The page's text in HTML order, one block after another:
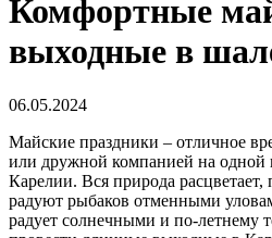
Комфортные
выходные в
06.05.2024
Майские праздники – отличное
или дружной компанией на одной
Карелии. Вся природа
радуют рыбаков отменными
радует солнечными и по-летнему